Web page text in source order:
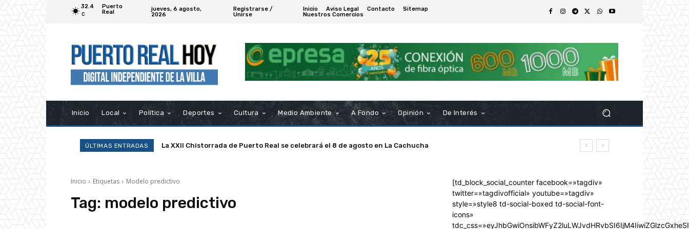
32.4
C
Puerto
Real
jueves, 6 agosto,
2026
Registrarse /
Unirse
Inicio Aviso Legal Contacto
Sitemap
Nuestros Comercios
Inicio Local Política Deportes Cultura Medio Ambiente A Fondo Opinión De Interés
ÚLTIMAS ENTRADAS La XXII Chistorrada de Puerto Real se celebrará el 8 de agosto en La Cachucha
Inicio Etiquetas Modelo predictivo
Tag: modelo predictivo
[td_block_social_counter facebook=»tagdiv»
twitter=»tagdivofficial» youtube=»tagdiv»
style=»style8 td-social-boxed td-social-font-
icons»